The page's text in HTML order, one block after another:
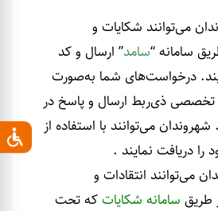
می‌توانند شکایات و
سامانه‌ “سامد” ارسال و کد
درخواست‌های شما به‌صورت
تخصصی ذی‌ربط ارسال و پاسخ در
می‌توانند با استفاده از
دریافت نمایند .
انتقادات و
طریق سامانه شکایاتکه تحت